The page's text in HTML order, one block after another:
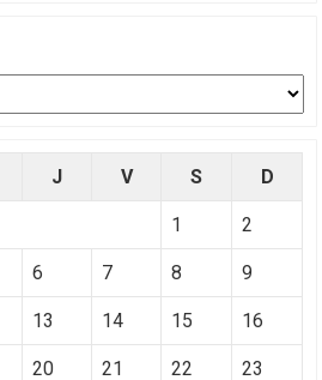
J V S D
1 2
6 7 8 9
13 14 15 16
20 21 22 23